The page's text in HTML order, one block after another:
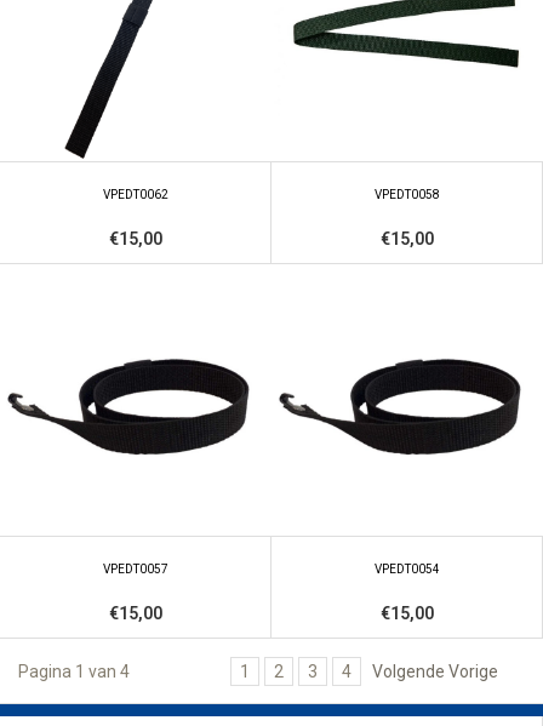
VPEDT0062
€15,00
VPEDT0058
€15,00
VPEDT0057
€15,00
VPEDT0054
€15,00
Pagina 1 van 4 1 2 3 4 Volgende Vorige